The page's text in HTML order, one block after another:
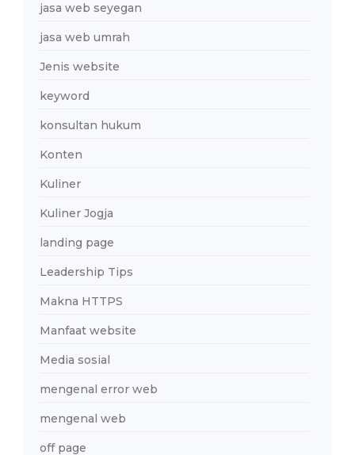
jasa web seyegan
jasa web umrah
Jenis website
keyword
konsultan hukum
Konten
Kuliner
Kuliner Jogja
landing page
Leadership Tips
Makna HTTPS
Manfaat website
Media sosial
mengenal error web
mengenal web
off page